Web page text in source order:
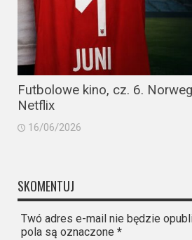
Futbolowe kino, cz. 6.
Netflix
16/06/2026
SKOMENTUJ
Twó adres e-mail nie będzie
pola są oznaczone *